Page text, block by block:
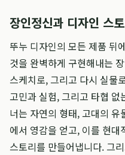
장인정신과 디자인 스
뚜누 디자인의 모든 제품 뒤
것을 완벽하게 구현해내는
스케치로, 그리고 다시 실물
고민과 실험, 그리고 타협 없
너는 자연의 형태, 고대의
에서 영감을 얻고, 이를 현
스토리를 만들어냅니다. 그